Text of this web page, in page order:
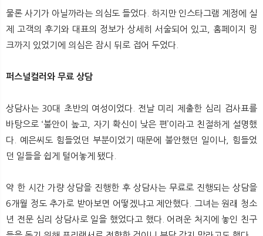
물론 사기가 아닐까라는 의심도 들었다. 하지만 인스타그램 계정에 실
제 고객의 후기와 대표의 정보가 상세히 서술되어 있고, 홈페이지 링
크까지 있었기에 의심은 잠시 뒤로 접어 두었다.
퍼스널컬러와 무료 상담
상담사는 30대 초반의 여성이었다. 전날 미리 제출한 심리 검사표를
바탕으로 ‘불안이 높고, 자기 확신이 낮은 편’이라고 친절하게 설명했
다. 예은씨도 힘들었던 부분이었기 때문에 불안했던 일이나, 힘들었
던 일들을 쉽게 털어놓게 됐다.
약 한 시간 가량 상담을 진행한 후 상담사는 무료로 진행되는 상담을
6개월 정도 추가로 받아보면 어떻겠냐고 제안했다. 그녀는 원래 청소
년 전문 심리 상담사로 일을 했었다고 했다. 어려운 처지에 놓인 친구